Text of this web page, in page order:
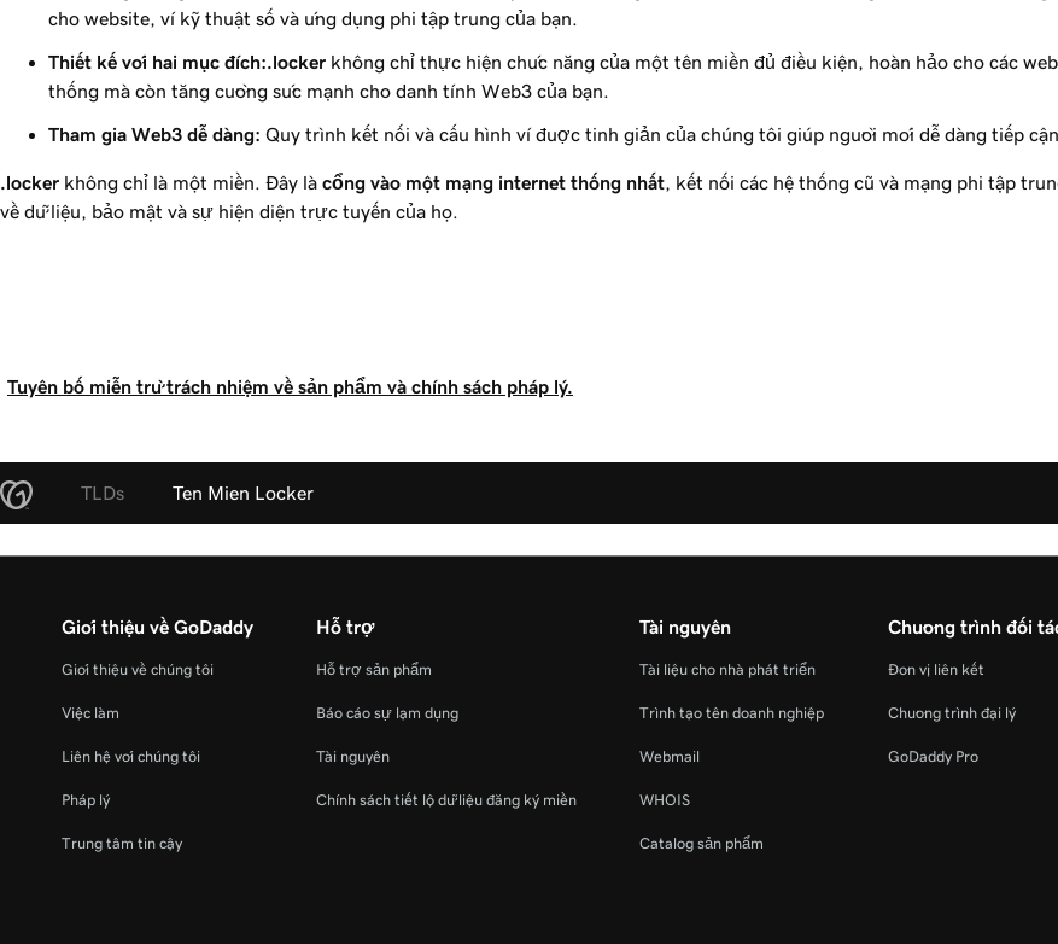
cho website, ví kỹ thuật số và ứng dụng phi tập trung của bạn.
Thiết kế với hai mục đích:.locker không chỉ thực hiện chức năng của một tên miền đủ điều kiện, hoàn hảo cho các
thống mà còn tăng cường sức mạnh cho danh tính Web3 của bạn.
Tham gia Web3 dễ dàng: Quy trình kết nối và cấu hình ví được tinh giản của chúng tôi giúp người mới dễ dàng tiếp cận
.locker không chỉ là một miền. Đây là cổng vào một mạng internet thống nhất , kết nối các hệ thống cũ và mạng phi tập
về dữ liệu, bảo mật và sự hiện diện trực tuyến của họ.
Tuyên bố miễn trừ trách nhiệm về sản phẩm và chính sách pháp lý.
TLDs Ten Mien Locker
Giới thiệu về GoDaddy
Giới thiệu về chúng tôi
Việc làm
Liên hệ với chúng tôi
Pháp lý
Trung tâm tin cậy
Hỗ trợ
Hỗ trợ sản phẩm
Báo cáo sự lạm dụng
Tài nguyên
Chính sách tiết lộ dữ liệu đăng ký miền
Tài nguyên
Tài liệu cho nhà phát triển
Trình tạo tên doanh nghiệp
Webmail
WHOIS
Catalog sản phẩm
Chương trình đối
Đơn vị liên kết
Chương trình đại lý
GoDaddy Pro